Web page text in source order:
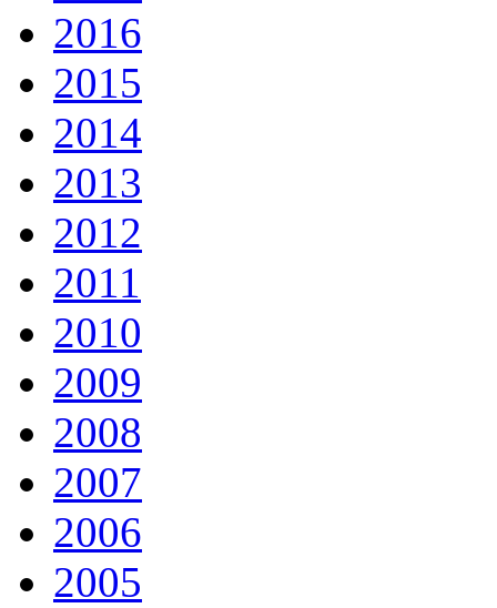
2016
2015
2014
2013
2012
2011
2010
2009
2008
2007
2006
2005